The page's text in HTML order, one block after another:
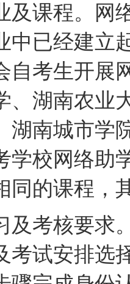
课程。网络
中已经建立
自考生开展
、湖南农业
湖南城市学
学校网络助
同的课程，
考核要求。
考试安排选